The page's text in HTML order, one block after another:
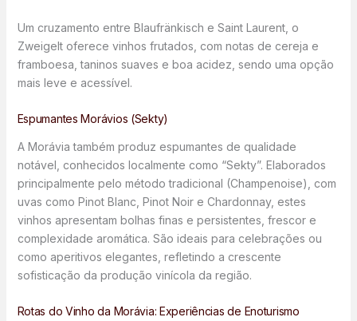
Um cruzamento entre Blaufränkisch e Saint Laurent, o
Zweigelt oferece vinhos frutados, com notas de cereja e
framboesa, taninos suaves e boa acidez, sendo uma opção
mais leve e acessível.
Espumantes Morávios (Sekty)
A Morávia também produz espumantes de qualidade
notável, conhecidos localmente como “Sekty”. Elaborados
principalmente pelo método tradicional (Champenoise), com
uvas como Pinot Blanc, Pinot Noir e Chardonnay, estes
vinhos apresentam bolhas finas e persistentes, frescor e
complexidade aromática. São ideais para celebrações ou
como aperitivos elegantes, refletindo a crescente
sofisticação da produção vinícola da região.
Rotas do Vinho da Morávia: Experiências de Enoturismo